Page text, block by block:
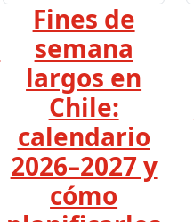
Fines de
semana
largos en
Chile:
calendario
2026–2027 y
cómo